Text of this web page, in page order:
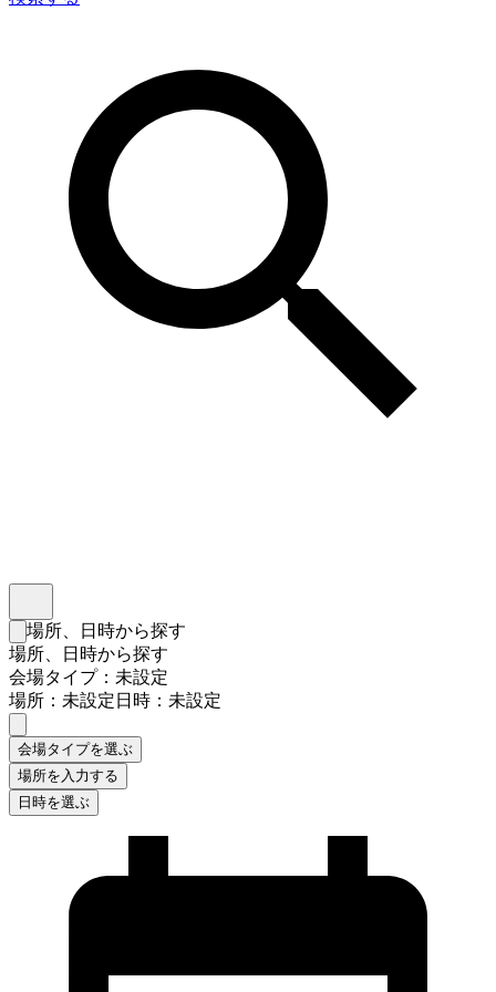
検索フォームを閉じる
場所、日時から探す
場所、日時から探す
会場タイプ：未設定
場所：未設定日時：未設定
会場タイプを選ぶ
場所を入力する
日時を選ぶ